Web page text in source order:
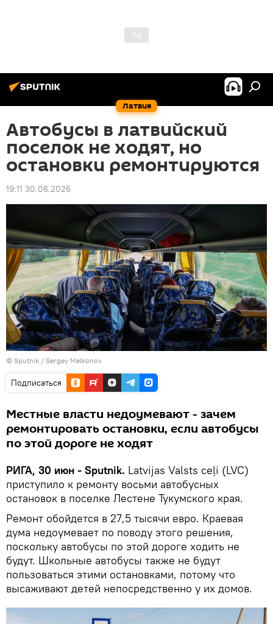
Латвия
Автобусы в латвийский
поселок не ходят, но
остановки ремонтируются
19:11 30.06.2026
© Sputnik / Sergey Melkonov
Подписаться
Местные власти недоумевают - зачем
ремонтировать остановки, если автобусы
по этой дороге не ходят
РИГА, 30 июн - Sputnik. Latvijas Valsts ceļi (LVC)
приступило к ремонту восьми автобусных
остановок в поселке Лестене Тукумского края.
Ремонт обойдется в 27,5 тысячи евро. Краевая
дума недоумевает по поводу этого решения,
поскольку автобусы по этой дороге ходить не
будут. Школьные автобусы также не будут
пользоваться этими остановками, потому что
высаживают детей непосредственно у их домов.